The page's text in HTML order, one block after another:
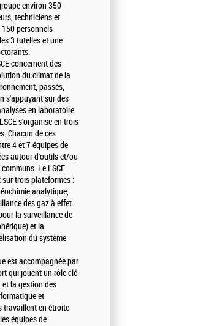
environ 350
techniciens et
personnels
3 tutelles et une
concernent des
du climat de la
passés,
s'appuyant sur des
en laboratoire
s'organise en trois
Chacun de ces
4 et 7 équipes de
autour d'outils et/ou
Le LSCE
trois plateformes :
analytique,
des gaz à effet
la surveillance de
et la
du système
est accompagnée par
qui jouent un rôle clé
la gestion des
et
travaillent en étroite
équipes de